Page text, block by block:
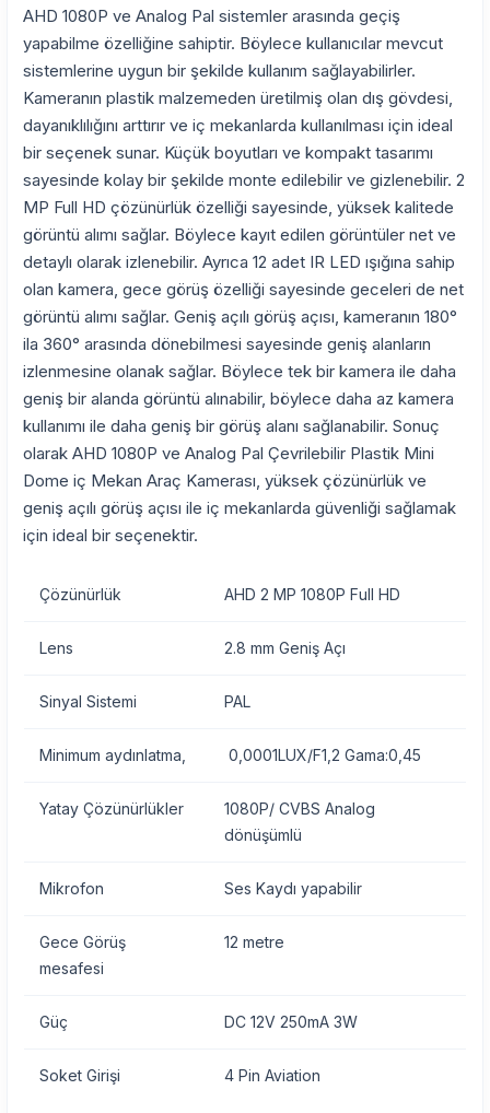
AHD 1080P ve Analog Pal sistemler arasında geçiş
yapabilme özelliğine sahiptir. Böylece kullanıcılar mevcut
sistemlerine uygun bir şekilde kullanım sağlayabilirler.
Kameranın plastik malzemeden üretilmiş olan dış gövdesi,
dayanıklılığını arttırır ve iç mekanlarda kullanılması için ideal
bir seçenek sunar. Küçük boyutları ve kompakt tasarımı
sayesinde kolay bir şekilde monte edilebilir ve gizlenebilir. 2
MP Full HD çözünürlük özelliği sayesinde, yüksek kalitede
görüntü alımı sağlar. Böylece kayıt edilen görüntüler net ve
detaylı olarak izlenebilir. Ayrıca 12 adet IR LED ışığına sahip
olan kamera, gece görüş özelliği sayesinde geceleri de net
görüntü alımı sağlar. Geniş açılı görüş açısı, kameranın 180°
ila 360° arasında dönebilmesi sayesinde geniş alanların
izlenmesine olanak sağlar. Böylece tek bir kamera ile daha
geniş bir alanda görüntü alınabilir, böylece daha az kamera
kullanımı ile daha geniş bir görüş alanı sağlanabilir. Sonuç
olarak AHD 1080P ve Analog Pal Çevrilebilir Plastik Mini
Dome iç Mekan Araç Kamerası, yüksek çözünürlük ve
geniş açılı görüş açısı ile iç mekanlarda güvenliği sağlamak
için ideal bir seçenektir.
Çözünürlük AHD 2 MP 1080P Full HD
Lens 2.8 mm Geniş Açı
Sinyal Sistemi PAL
Minimum aydınlatma, 0,0001LUX/F1,2 Gama:0,45
Yatay Çözünürlükler
1080P/ CVBS Analog
dönüşümlü
Mikrofon Ses Kaydı yapabilir
Gece Görüş
mesafesi
12 metre
Güç DC 12V 250mA 3W
Soket Girişi 4 Pin Aviation